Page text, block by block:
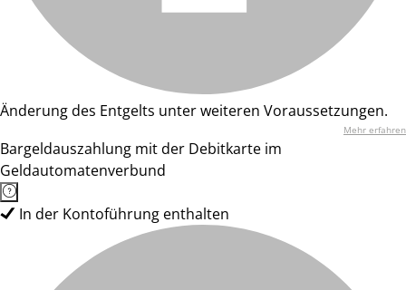
Änderung des Entgelts unter weiteren Voraussetzungen.
Mehr erfahren
Bargeldauszahlung mit der Debitkarte im
Geldautomatenverbund
In der Kontoführung enthalten